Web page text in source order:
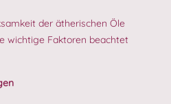
der ätherischen Öle
wichtige Faktoren beachtet